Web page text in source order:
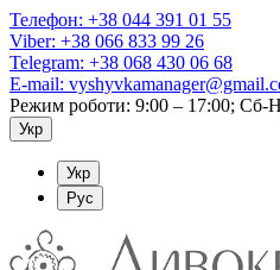
Телефон: +38 044 391 01 55
Viber: +38 066 833 99 26
Telegram: +38 068 430 06 68
E-mail:
Режим роботи: 9:00 – 17:00; Сб-
Укр
Укр
Рус